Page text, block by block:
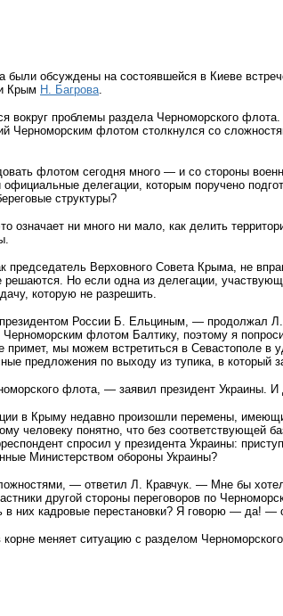
обсуждены на состоявшейся в Киеве
Крым Н. Багрова
вокруг проблемы раздела Черноморского
Черноморским флотом столкнулся со
флотом сегодня много — и со стороны
делегации, которым поручено
структуры?
означает ни много ни мало, как делить
председатель Верховного Совета Крыма, не
Но если одна из делегации,
которую не разрешить.
России Б. Ельциным, — продолжал
флотом Балтику, поэтому я
мы можем встретиться в Севастополе в
предложения по выходу из тупика, в который
флота, — заявил президент Украины. И
в Крыму недавно произошли перемены,
человеку понятно, что без соответствующей
спросил у президента Украины:
Министерством обороны Украины?
— ответил Л. Кравчук. — Мне бы
другой стороны переговоров по
в них кадровые перестановки? Я говорю — да! —
корне меняет ситуацию с разделом